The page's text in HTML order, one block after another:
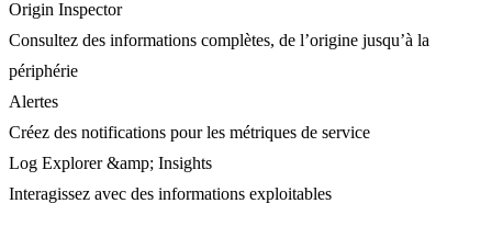
Origin Inspector
Consultez des informations complètes, de l’origine jusqu’à la
périphérie
Alertes
Créez des notifications pour les métriques de service
Log Explorer &amp; Insights
Interagissez avec des informations exploitables